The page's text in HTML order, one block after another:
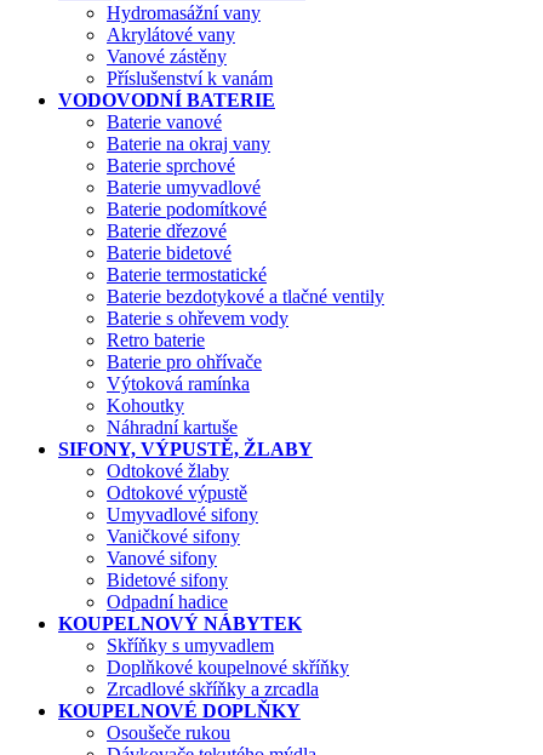
Hydromasážní vany
Akrylátové vany
Vanové zástěny
Příslušenství k vanám
VODOVODNÍ BATERIE
Baterie vanové
Baterie na okraj vany
Baterie sprchové
Baterie umyvadlové
Baterie podomítkové
Baterie dřezové
Baterie bidetové
Baterie termostatické
Baterie bezdotykové a tlačné ventily
Baterie s ohřevem vody
Retro baterie
Baterie pro ohřívače
Výtoková ramínka
Kohoutky
Náhradní kartuše
SIFONY, VÝPUSTĚ, ŽLABY
Odtokové žlaby
Odtokové výpustě
Umyvadlové sifony
Vaničkové sifony
Vanové sifony
Bidetové sifony
Odpadní hadice
KOUPELNOVÝ NÁBYTEK
Skříňky s umyvadlem
Doplňkové koupelnové skříňky
Zrcadlové skříňky a zrcadla
KOUPELNOVÉ DOPLŇKY
Osoušeče rukou